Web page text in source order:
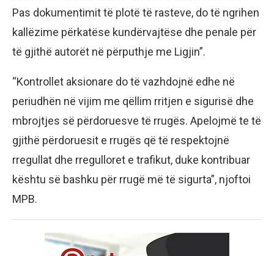
Pas dokumentimit të plotë të rasteve, do të ngrihen
kallëzime përkatëse kundërvajtëse dhe penale për
të gjithë autorët në përputhje me Ligjin”.
“Kontrollet aksionare do të vazhdojnë edhe në
periudhën në vijim me qëllim rritjen e sigurisë dhe
mbrojtjes së përdoruesve të rrugës. Apelojmë te të
gjithë përdoruesit e rrugës që të respektojnë
rregullat dhe rregulloret e trafikut, duke kontribuar
kështu së bashku për rrugë më të sigurta”, njoftoi
MPB.